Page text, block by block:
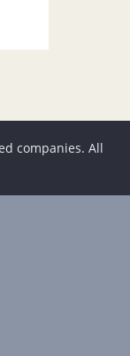
companies. All